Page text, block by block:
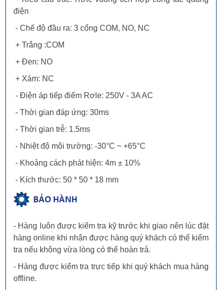
điện
- Chế độ đầu ra: 3 cổng COM, NO, NC
+ Trắng :COM
+ Đen: NO
+ Xám: NC
- Điện áp tiếp điểm Rơle: 250V - 3A AC
- Thời gian đáp ứng: 30ms
- Thời gian trễ: 1.5ms
- Nhiệt độ môi trường: -30°C ~ +65°C
- Khoảng cách phát hiện: 4m ± 10%
- Kích thước: 50 * 50 * 18 mm
- Hàng luôn được kiểm tra kỹ trước khi giao nên lúc đặt
hàng online khi nhận được hàng quý khách có thể kiểm
tra nếu không vừa lòng có thể hoàn trả.
- Hàng được kiểm tra trực tiếp khi quý khách mua hàng
offline.